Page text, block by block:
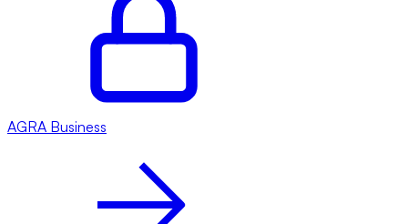
AGRA Business